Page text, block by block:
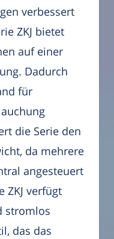
verbessert
ZKJ bietet
auf einer
Dadurch
für
die Serie den
da mehrere
angesteuert
ZKJ verfügt
stromlos
das das